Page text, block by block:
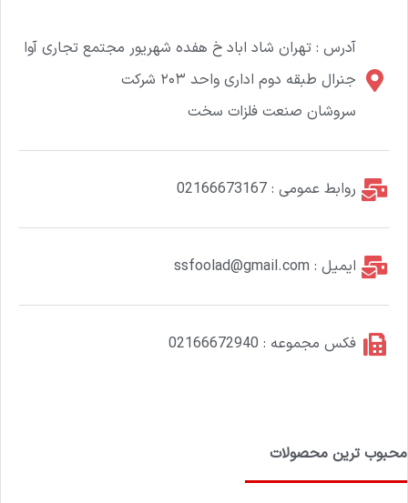
آدرس : تهران شاد اباد خ هفده شهریور مجتمع تجاری آوا
جنرال طبقه دوم اداری واحد ۲۰۳ شرکت
سروشان صنعت فلزات سخت
روابط عمومی : 02166673167
ایمیل : ssfoolad@gmail.com
فکس مجموعه : 02166672940
محبوب ترین محصولات